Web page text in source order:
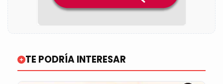
TE PODRÍA INTERESAR